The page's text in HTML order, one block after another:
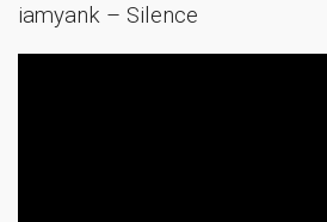
iamyank – Silence